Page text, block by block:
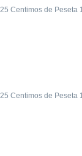
25 Centimos de Peseta
25 Centimos de Peseta